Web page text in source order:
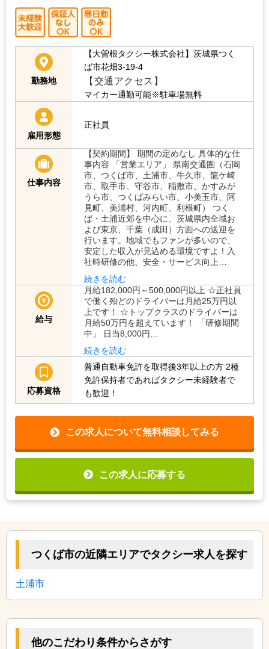
勤務地
【大曽根タクシー株式会社】茨城県つく
ば市花畑3-19-4
【交通アクセス】
マイカー通勤可能※駐車場無料
雇用形態
正社員
仕事内容
【契約期間】 期間の定めなし 具体的な仕
事内容 「営業エリア」 県南交通圏（石岡
市、つくば市、土浦市、牛久市、龍ケ崎
市、取手市、守谷市、稲敷市、かすみが
うら市、つくばみらい市、小美玉市、阿
見町、美浦村、河内町、利根町） つく
ば・土浦近郊を中心に、茨城県内全域お
よび東京、千葉（成田）方面への送迎を
行います。地域でもファンが多いので、
安定した収入が見込める環境ですよ！入
社時研修の他、安全・サービス向上…
続きを読む
給与
月給182,000円～500,000円以上 ☆正社員
で働く殆どのドライバーは月給25万円以
上です！ ☆トップクラスのドライバーは
月給50万円を超えています！ 「研修期間
中」 日当8,000円…
続きを読む
応募資格
普通自動車免許を取得後3年以上の方 2種
免許保持者であればタクシー未経験者で
も歓迎！
この求人について無料相談してみる
この求人に応募する
つくば市の近隣エリアでタクシー求人を探す
土浦市
他のこだわり条件からさがす